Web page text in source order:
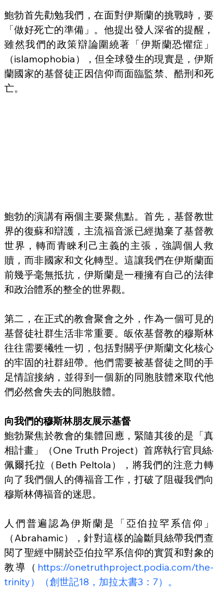
鮑勃首先勸勉我們，在面對伊斯蘭的挑戰時，要
「做好死亡的準備」。他提出發人深省的提醒，
雖然我們的政策辯論圍繞著「伊斯蘭恐懼症」
（islamophobia），但全球發生的現實是，伊斯
蘭國家的基督徒正因信仰而面臨監禁、酷刑和死
亡。
鮑勃的演講有兩個主要聚焦點。首先，基督教世
界的復蘇和辯護，主流福音派已經拋棄了基督教
世界，轉而青睞利己主義的主張，強調個人救
贖，而非國家和文化轉型。這讓我們在伊斯蘭面
前幾乎毫無抵抗，伊斯蘭是一種擁有自己的法律
和政治體系的整全的世界觀。
第二，在正式的教會聚會之外，作為一個可見的
基督徒社群生活非常重要。皈依基督教的穆斯林
往往需要犧牲一切，包括對關乎伊斯蘭文化核心
的牢固的社群紐帶。他們需要被基督徒之間的手
足情誼接納，並得到一個新的同胞肢體來取代他
們必然會失去的同胞肢體。
向我們的穆斯林朋友展示基督
鮑勃聚焦於教會的集體回應，緊隨其後的是「真
相計畫」（One Truth Project）首席執行官貝絲·
佩爾托拉（Beth Peltola），將我們的注意力轉
向了我們個人的傳福音工作，打破了阻礙我們向
穆斯林傳福音的迷思。
人們普遍認為伊斯蘭是「亞伯拉罕系信仰」
（Abrahamic），針對這樣的論斷貝絲帶我們查
閱了聖經中關於亞伯拉罕系信仰的實質和對象的
教導（ https://onetruthproject.podia.com/the-
trinity）（創世記18，加拉太書3：7）。